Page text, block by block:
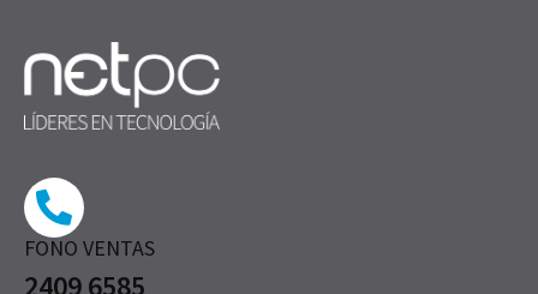
FONO VENTAS